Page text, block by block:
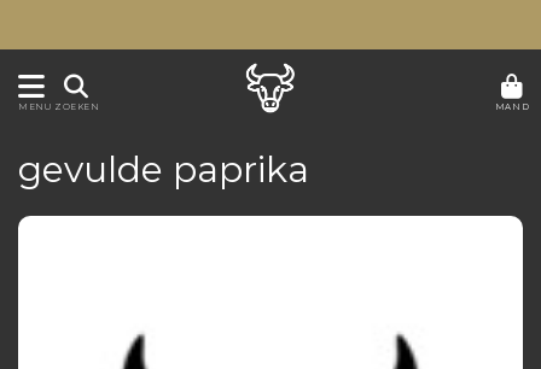
MENU ZOEKEN MAND
gevulde paprika